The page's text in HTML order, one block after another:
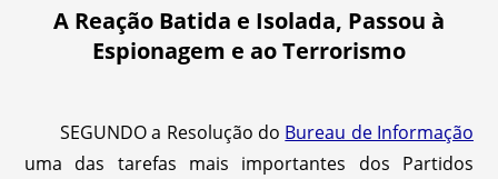
A Reação Batida e Isolada, Passou à
Espionagem e ao Terrorismo
SEGUNDO a Resolução do Bureau de Informação
uma das tarefas mais importantes dos Partidos